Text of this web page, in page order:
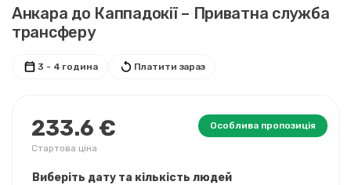
Анкара до Каппадокії – Приватна служба
трансферу
3 - 4 година Платити зараз
Особлива пропозиція
233.6 €
Стартова ціна
Виберіть дату та кількість людей